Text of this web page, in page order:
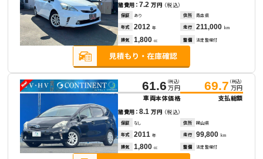
諸費用：7.2万円 （税込）
保証 あり 住所 青森県
年式 2012 年 走行 211,000 km
排気 1,800 cc 整備 法定整備付
61.6 （税込）
万円
車両本体価格
69.7 （税込）
万円
支払総額
諸費用：8.1万円 （税込）
保証 なし 住所 岡山県
年式 2011 年 走行 99,800 km
排気 1,800 cc 整備 法定整備付